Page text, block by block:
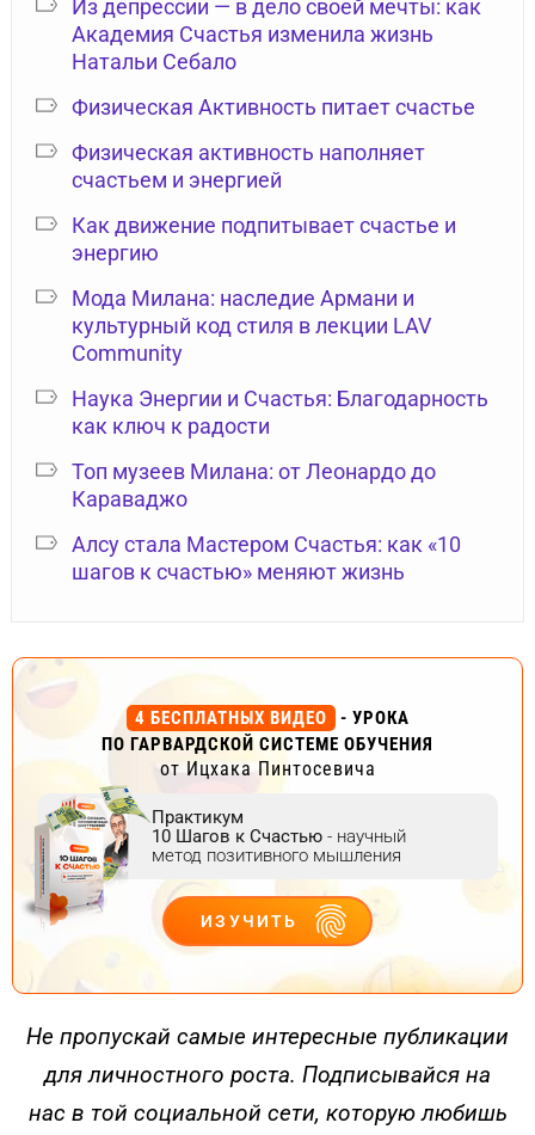
Из депрессии — в дело своей мечты: как
Академия Счастья изменила жизнь
Натальи Себало
Физическая Активность питает счастье
Физическая активность наполняет
счастьем и энергией
Как движение подпитывает счастье и
энергию
Мода Милана: наследие Армани и
культурный код стиля в лекции LAV
Community
Наука Энергии и Счастья: Благодарность
как ключ к радости
Топ музеев Милана: от Леонардо до
Караваджо
Алсу стала Мастером Счастья: как «10
шагов к счастью» меняют жизнь
4 БЕСПЛАТНЫХ ВИДЕО
- УРОКА
ПО ГАРВАРДСКОЙ СИСТЕМЕ ОБУЧЕНИЯ
от Ицхака Пинтосевича
Практикум
10 Шагов к Счастью - научный
метод позитивного мышления
ИЗУЧИТЬ
ДЕЙСТВУЙ
Не пропускай самые интересные публикации
для личностного роста. Подписывайся на
нас в той социальной сети, которую любишь